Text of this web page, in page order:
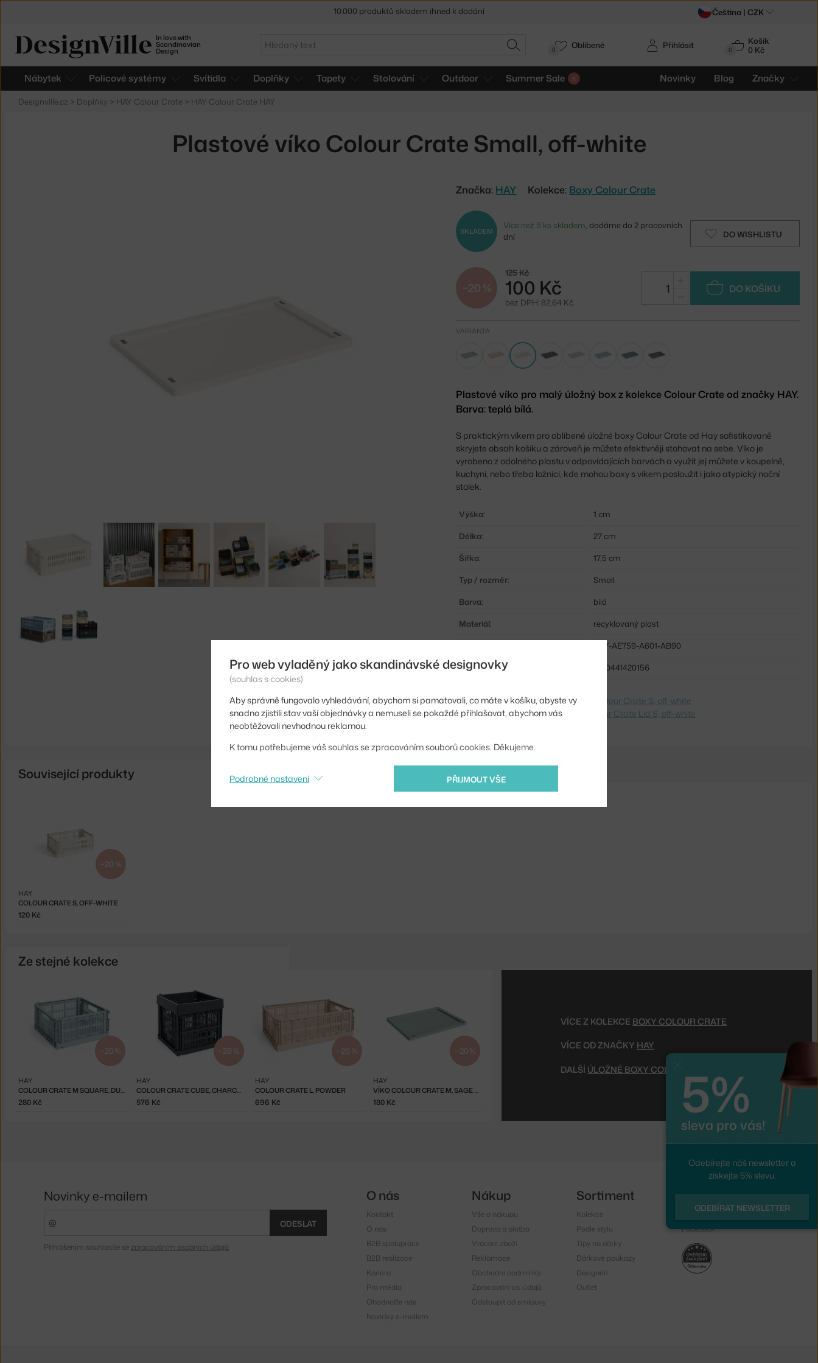
In love with
Scandinavian
Design
Hledat
HLEDAT 0
Košík
0 Kč
Nábytek Policové systémy Svítidla Doplňky Tapety Stolování Outdoor Summer Sale Novinky Blog Značky
Přihlásit
0 Oblíbené
Designville.cz > Doplňky > HAY Colour Crate > HAY Colour Crate HAY
Plastové víko Colour Crate Small, off-white
Značka: HAY Kolekce: Boxy Colour Crate
DO WISHLISTU
SKLADEM
Více než 5 ks skladem, dodáme do 2 pracovních
dní
−20 %
125 Kč
100 Kč
bez DPH: 82,64 Kč
DO KOŠÍKU
VARIANTA
Plastové víko pro malý úložný box z kolekce Colour Crate od značky HAY.
Barva: teplá bílá.
S praktickým víkem pro oblíbené úložné boxy Colour Crate od Hay sofistikovaně
skryjete obsah košíku a zároveň je můžete efektivněji stohovat na sebe. Víko je
vyrobeno z odolného plastu v odpovídajících barvách a využít jej můžete v koupelně,
kuchyni, nebo třeba ložnici, kde mohou boxy s víkem posloužit i jako atypický noční
stolek.
Výška:
1 cm
Délka:
27 cm
Šířka:
17,5 cm
Typ / rozměr:
Small
Barva:
bílá
Materiál:
recyklovaný plast
HAY-AE759-A601-AB90
EAN
5710441420156
Ste zo Slovenska? Prejdite naVeko Colour Crate S, off-white
Shopping from the EU? Switch to
Colour Crate Lid S, off-white
Související produkty
−20 %
COLOUR CRATE S, OFF-WHITE
HAY
120 Kč
Ze stejné kolekce
−20 %
COLOUR CRATE M SQUARE, DUSTY BLUE
HAY
280 Kč
−20 %
COLOUR CRATE CUBE, CHARCOAL
HAY
576 Kč
−20 %
COLOUR CRATE L, POWDER
HAY
696 Kč
−20 %
VÍKO COLOUR CRATE M, SAGE GREEN
HAY
180 Kč
VÍCE Z KOLEKCE BOXY COLOUR CRATE
VÍCE OD ZNAČKY HAY
DALŠÍ ÚLOŽNÉ BOXY COLOUR CRATE OD HAY
Sleva 5 % pro odběratelenewsletteru Čeština | CZK
Pro web vyladěný jako skandinávské designovky
(souhlas s cookies)
Aby správně fungovalo vyhledávání, abychom si pamatovali, co máte v košíku, abyste vy
snadno zjistili stav vaší objednávky a nemuseli se pokaždé přihlašovat, abychom vás
neobtěžovali nevhodnou reklamou.
K tomu potřebujeme váš souhlas se zpracováním souborů cookies. Děkujeme.
PŘIJMOUT VŠE
Podrobné nastavení
5%
sleva pro vás!
Odebírejte náš newsletter a
získejte 5% slevu.
ODEBÍRAT NEWSLETTER
Novinky e-mailem
ODESLAT
Přihlášením souhlasíte se zpracováním osobních údajů
O nás
Kontakt
O nás
B2B spolupráce
B2B realizace
Kariéra
Pro média
Ohodnoťte nás
Novinky e-mailem
Nákup
Vše o nákupu
Doprava a platba
Vrácení zboží
Reklamace
Obchodní podmínky
Zpracování os. údajů
Odstoupit od smlouvy
Sortiment
Kolekce
Podle stylu
Tipy na dárky
Dárkové poukazy
Designéři
Outlet
Instagram
Facebook